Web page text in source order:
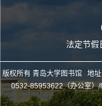
法定节假
版权所有 青岛大学图书馆 地
0532-85953622（办公室）/